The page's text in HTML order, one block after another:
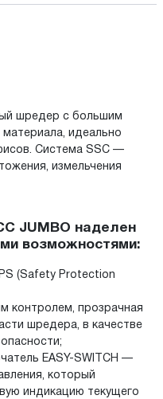
шредер с большим
идеально
Система SSC —
измельчения
JUMBO наделен
возможностями:
(Safety Protection
контролем, прозрачная
шредера, в качестве
EASY-SWITCH —
который
индикацию текущего